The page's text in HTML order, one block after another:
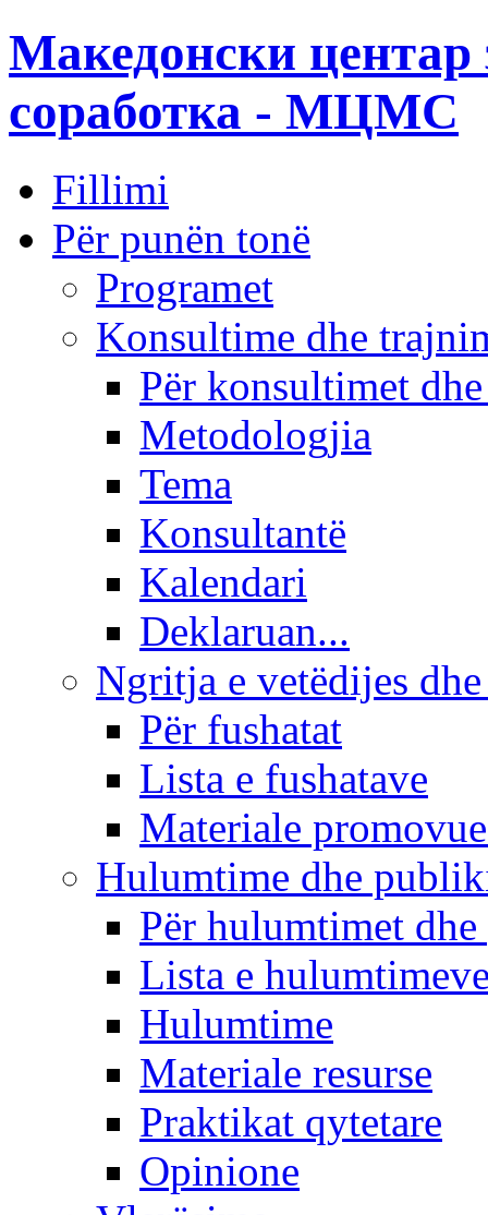
Македонски центар
соработка - МЦМС
Fillimi
Për punën tonë
Programet
Konsultime dhe
Për konsultimet
Metodologjia
Tema
Konsultantë
Kalendari
Deklaruan...
Ngritja e vetëdijes
Për fushatat
Lista e fushatave
Materiale
Hulumtime dhe
Për hulumtimet
Lista e
Hulumtime
Materiale resurse
Praktikat qytetare
Opinione